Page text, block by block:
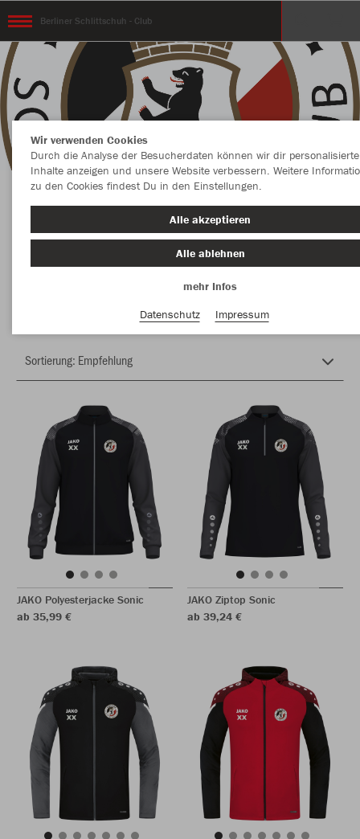
Berliner Schlittschuh - Club
Herzlich Willkommen im Teamshop Berliner
Schlittschuh - Club
JAKO Polyesterjacke Sonic
ab 35,99 €
JAKO Ziptop Sonic
ab 39,24 €
Wir verwenden Cookies
Durch die Analyse der Besucherdaten können wir dir personalisierte
Inhalte anzeigen und unsere Website verbessern. Weitere
zu den Cookies findest Du in den Einstellungen.
Alle akzeptieren
Alle ablehnen
mehr Infos
Datenschutz
Impressum